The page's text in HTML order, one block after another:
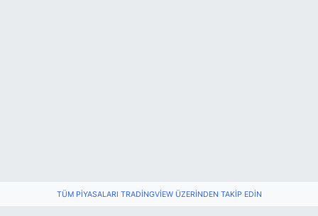
TÜM PIYASALARI TRADINGVIEW ÜZERINDEN TAKIP EDIN